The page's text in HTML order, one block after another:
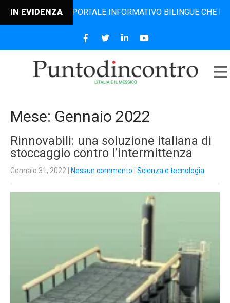
IN EVIDENZA
IL PORTALE INFORMATIVO BILINGUE CHE DAL 2006
Mese: Gennaio 2022
Rinnovabili: una soluzione italiana di
stoccaggio contro l’intermittenza
Gennaio 31, 2022 Nessun commento Scienza e tecnologia